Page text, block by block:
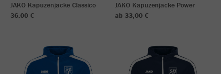
JAKO Kapuzenjacke Classico
36,00 €
JAKO Kapuzenjacke Power
ab 33,00 €